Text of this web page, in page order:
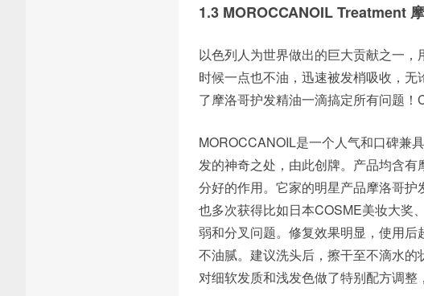
1.3 MOROCCANOIL Treatment
以色列人为世界做出的巨大贡献之一
时候一点也不油，迅速被发梢吸收，
了摩洛哥护发精油一滴搞定所有问题！
MOROCCANOIL是一个人气和口碑兼
发的神奇之处，由此创牌。产品均含
分好的作用。它家的明星产品摩洛哥护
也多次获得比如日本COSME美妆大奖
弱和分叉问题。修复效果明显，使用
不油腻。建议洗头后，擦干至不滴水
对细软发质和浅发色做了特别配方调整